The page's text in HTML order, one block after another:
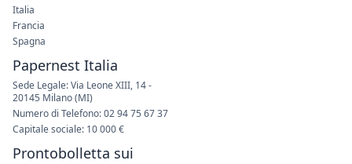
Italia
Francia
Spagna
Papernest Italia
Sede Legale: Via Leone XIII, 14 -
20145 Milano (MI)
Numero di Telefono: 02 94 75 67 37
Capitale sociale: 10 000 €
Prontobolletta sui